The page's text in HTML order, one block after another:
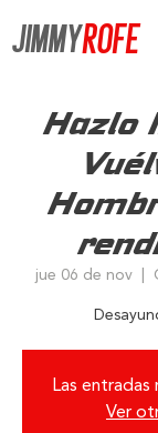
JIMMYROFE
Hazlo
jue 06 de nov
  |
Las
Ver